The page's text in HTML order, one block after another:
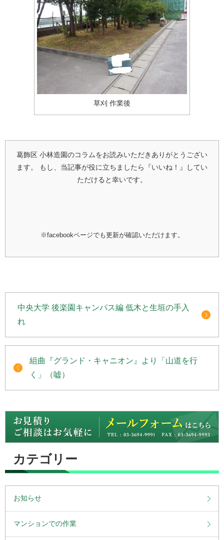
草刈 作業後
葛飾区 小林造園のコラムをお読みいただきありがとうござい
ます。
もし、当記事が役に立ちましたら『いいね！』してい
ただけると幸いです。
※facebookページでも更新が確認いただけます。
中央大学 後楽園キャンパス編 低木と生垣の手入
れ
組曲『グランド・キャニオン』より「山道を行
く」（嘘）
カテゴリー
お知らせ
マンションでの作業